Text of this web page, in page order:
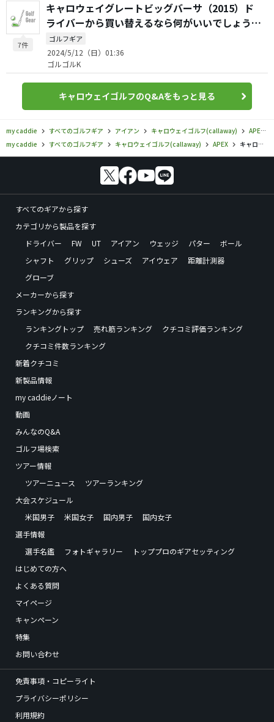
7件
キャロウェイグレートビッグバーサ（2015）ド
ライバーから買い替えるなら何がいいでしょう
か？
ゴルフギア
2024/5/12（日）01:36
ゴルゴルK
キャロウェイゴルフのQ&Aをもっと見る
my caddie すべてのゴルフギア アイアン キャロウェイゴルフ(callaway)
APEX
my caddie
すべてのゴルフギア キャロウェイゴルフ(callaway) APEX キャロウェイゴルフ／APEX／APEX Ai200 カッパーアイアンの口コミ評価
すべてのギアから探す
カテゴリから製品を探す
ドライバー
FW UT アイアン ウェッジ パター
ボール
シャフト
グリップ シューズ アイウェア
距離計測器
グローブ
メーカーから探す
ランキングから探す
ランキングトップ
売れ筋ランキング
クチコミ評価ランキング
クチコミ件数ランキング
新着クチコミ
新製品情報
my caddieノート
動画
みんなのQ&A
ゴルフ場検索
ツアー情報
ツアーニュース
ツアーランキング
大会スケジュール
米国男子
米国女子 国内男子
国内女子
選手情報
選手名鑑
フォトギャラリー
トッププロのギアセッティング
はじめての方へ
よくある質問
マイページ
キャンペーン
特集
お問い合わせ
免責事項・コピーライト
プライバシーポリシー
利用規約